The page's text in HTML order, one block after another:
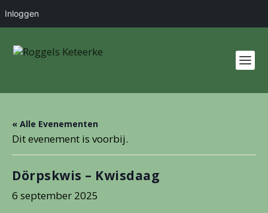
Inloggen
« Alle Evenementen
Dit evenement is voorbij.
Dörpskwis – Kwisdaag
6 september 2025